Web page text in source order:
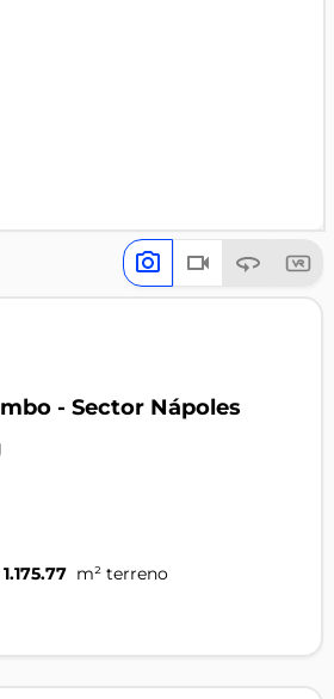
- Sector Nápoles
1.175.77 m² terreno